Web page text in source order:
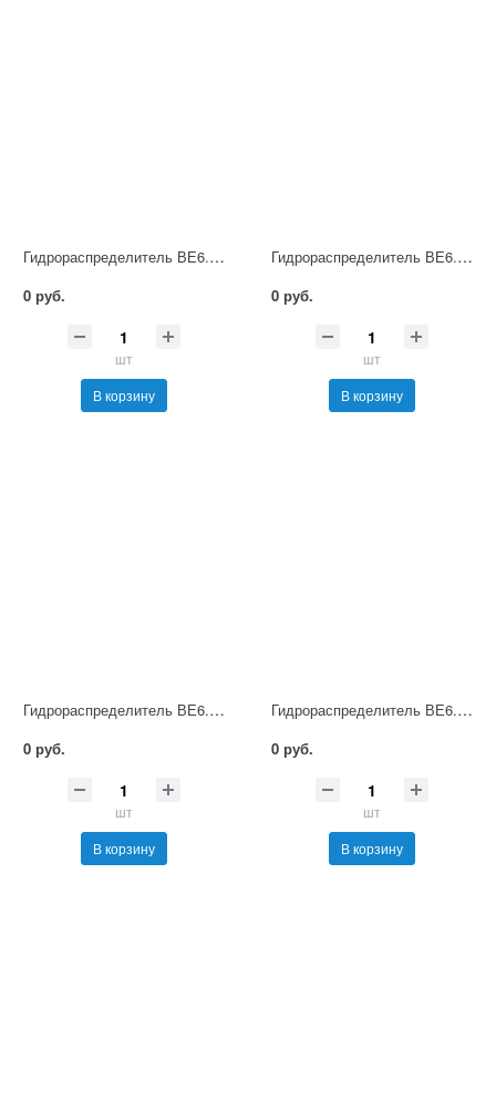
Гидрораспределитель ВЕ6.64А Г12 НМ УХЛ4
0 руб.
шт
В корзину
Гидрораспределитель ВЕ6.64А Г24 НМ УХЛ4
0 руб.
шт
В корзину
Гидрораспределитель ВЕ6.64А Г48 НМ УХЛ4
0 руб.
шт
В корзину
Гидрораспределитель ВЕ6.64А Г110 НМ УХЛ4
0 руб.
шт
В корзину